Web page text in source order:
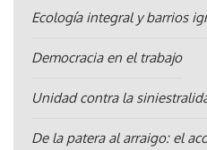
Ecología integral y barrios
Democracia en el trabajo
Unidad contra la
De la patera al arraigo: el